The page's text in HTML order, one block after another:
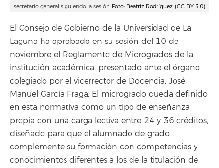
secretario general siguiendo la sesión. Foto: Beatriz Rodríguez. (CC BY 3.0)
El Consejo de Gobierno de la Universidad de La
Laguna ha aprobado en su sesión del 10 de
noviembre el Reglamento de Microgrados de la
institución académica, presentado ante el órgano
colegiado por el vicerrector de Docencia, José
Manuel García Fraga. El microgrado queda definido
en esta normativa como un tipo de enseñanza
propia con una carga lectiva entre 24 y 36 créditos,
diseñado para que el alumnado de grado
complemente su formación con competencias y
conocimientos diferentes a los de la titulación de